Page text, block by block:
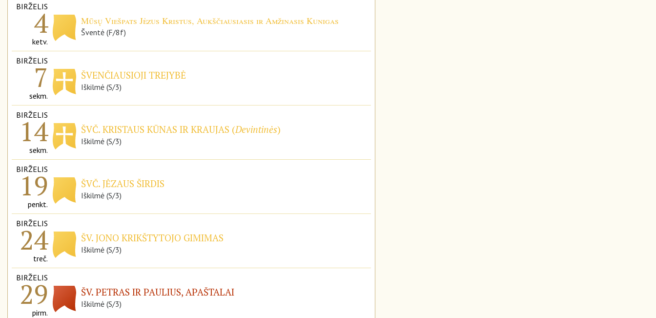
BIRŽELIS
4
ketv.
Mūsų Viešpats Jėzus Kristus, Aukščiausiasis ir Amžinasis Kunigas
Šventė (F/8f)
BIRŽELIS
7
sekm.
ŠVENČIAUSIOJI TREJYBĖ
Iškilmė (S/3)
BIRŽELIS
14
sekm.
ŠVČ. KRISTAUS KŪNAS IR KRAUJAS (Devintinės)
Iškilmė (S/3)
BIRŽELIS
19
penkt.
ŠVČ. JĖZAUS ŠIRDIS
Iškilmė (S/3)
BIRŽELIS
24
treč.
ŠV. JONO KRIKŠTYTOJO GIMIMAS
Iškilmė (S/3)
BIRŽELIS
29
pirm.
ŠV. PETRAS IR PAULIUS, APAŠTALAI
Iškilmė (S/3)